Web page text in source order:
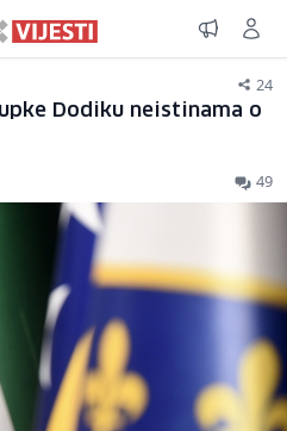
24
Dodiku neistinama o
49